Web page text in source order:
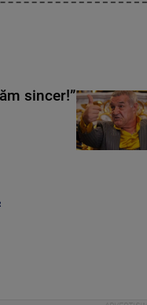
sincer!”